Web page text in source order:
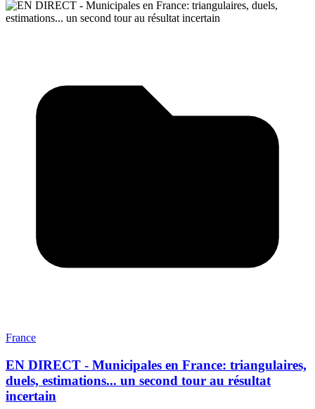
France
EN DIRECT - Municipales en France: triangulaires,
duels, estimations... un second tour au résultat
incertain